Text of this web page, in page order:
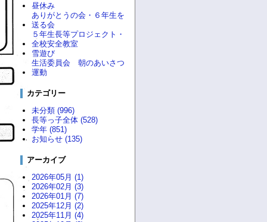
昼休み
ありがとうの会・６年生を
送る会
５年生長等プロジェクト・
全校安全教室
雪遊び
生活委員会 朝のあいさつ
運動
カテゴリー
未分類 (996)
長等っ子全体 (528)
学年 (851)
お知らせ (135)
アーカイブ
2026年05月 (1)
2026年02月 (3)
2026年01月 (7)
2025年12月 (2)
2025年11月 (4)